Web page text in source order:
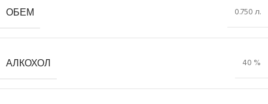
ОБЕМ 0.750 л.
АЛКОХОЛ 40 %